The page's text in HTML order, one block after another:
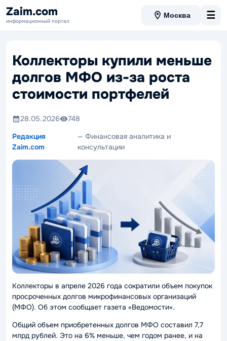
Zaim.com
информационный портал
Москва ☰
Коллекторы купили меньше
долгов МФО из-за роста
стоимости портфелей
28.05.2026
748
Редакция
Zaim.com
— Финансовая аналитика и
консультации
Коллекторы в апреле 2026 года сократили объем покупок
просроченных долгов микрофинансовых организаций
(МФО). Об этом сообщает газета «Ведомости».
Общий объем приобретенных долгов МФО составил 7,7
млрд рублей. Это на 6% меньше, чем годом ранее, и на